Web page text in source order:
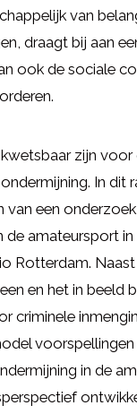
van
draagt bij aan
ook de sociale
zijn voor
In dit
van een
de amateursport
Rotterdam.
en het in beeld
criminele
in de